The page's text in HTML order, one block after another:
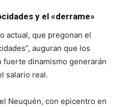
y el «derrame»
actual, que pregonan el
auguran que los
dinamismo generarán
salario real.
Neuquén, con epicentro en